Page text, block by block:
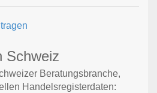
Schweiz
Beratungsbranche,
Handelsregisterdaten: